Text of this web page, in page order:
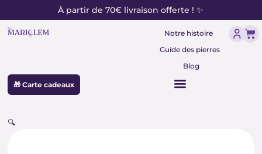
au
contenu
À partir de 70€ livraison offerte ! ✨
Notre histoire
Guide des pierres
Blog
🎁 Carte cadeaux
🔍